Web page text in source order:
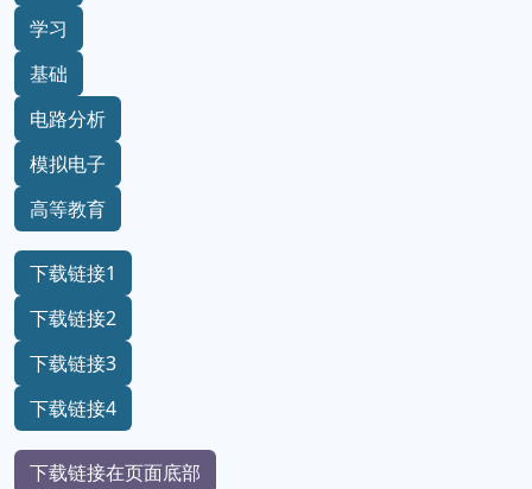
学习
基础
电路分析
模拟电子
高等教育
下载链接1
下载链接2
下载链接3
下载链接4
下载链接在页面底部